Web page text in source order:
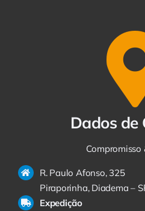
Dados de
Compromisso
R. Paulo Afonso, 325
Piraporinha, Diadema –
Expedição